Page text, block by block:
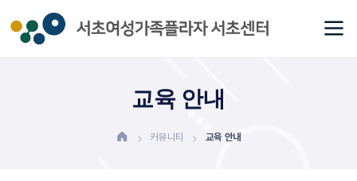
교육 안내
커뮤니티 교육 안내